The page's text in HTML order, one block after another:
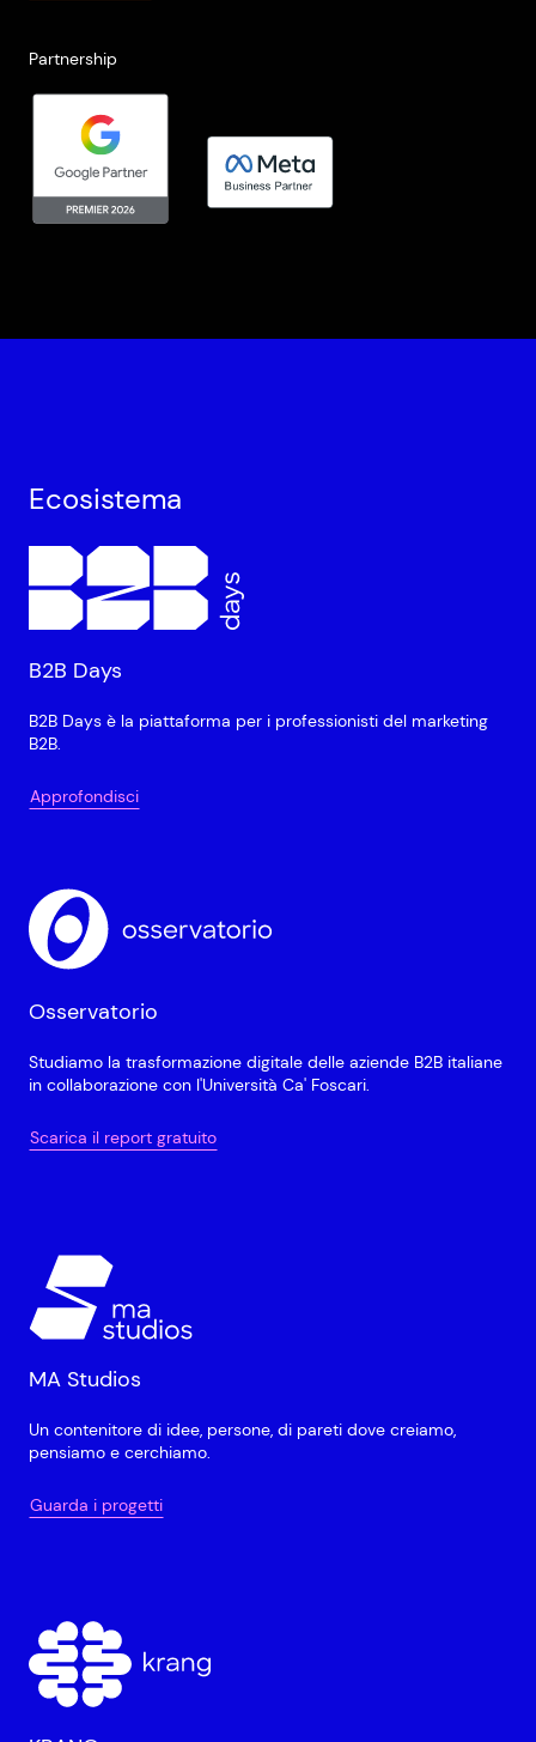
Partnership
Ecosistema
B2B Days
B2B Days è la piattaforma per i professionisti del marketing
B2B.
Approfondisci
Osservatorio
Studiamo la trasformazione digitale delle aziende B2B italiane
in collaborazione con l'Università Ca' Foscari.
Scarica il report gratuito
MA Studios
Un contenitore di idee, persone, di pareti dove creiamo,
pensiamo e cerchiamo.
Guarda i progetti